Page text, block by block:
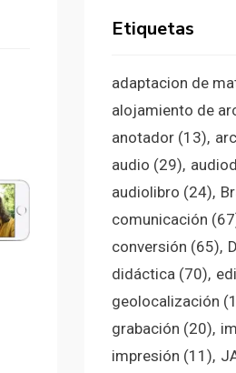
Etiquetas
adaptacion de
alojamiento de
anotador(13)
audio (29)
audiolibro (24)
comunicación
conversión (65)
didáctica(70)
geolocalización
grabación (20)
impresión (11)